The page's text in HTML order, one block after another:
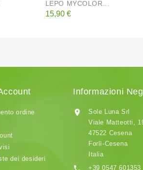
LEPO MYCOLOR...
Prezzo
15,90 €
ordine
dei desideri
Informazioni

Sole Luna Srl
Viale Matteotti,
47522 Cesena
Forlì-Cesena
Italia
+39 0547 601353